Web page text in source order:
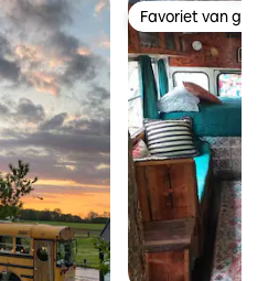
Favoriet van
Favoriet van